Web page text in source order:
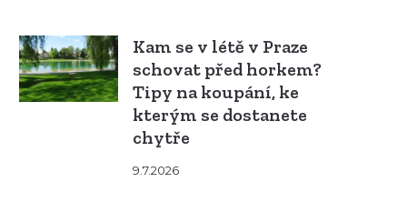
Kam se v létě v Praze
schovat před horkem?
Tipy na koupání, ke
kterým se dostanete
chytře
9.7.2026